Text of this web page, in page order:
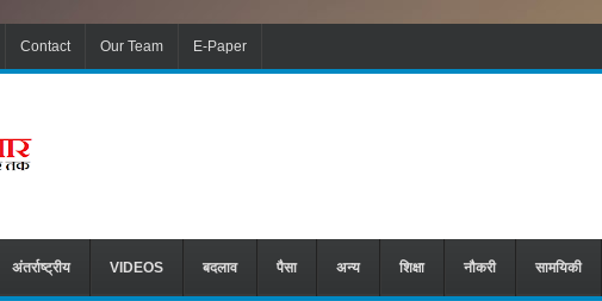
Contact Our Team E-Paper
अंतर्राष्ट्रीय VIDEOS बदलाव पैसा अन्य शिक्षा नौकरी सामयिकी